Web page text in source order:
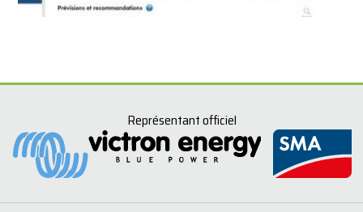
Représentant officiel